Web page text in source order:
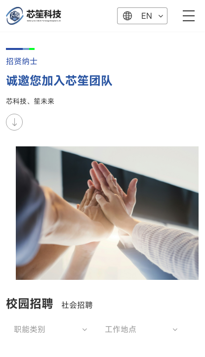
EN
招贤纳士
诚邀您加入芯笙团队
芯科技、笙未来
校园招聘 社会招聘
职能类别 工作地点